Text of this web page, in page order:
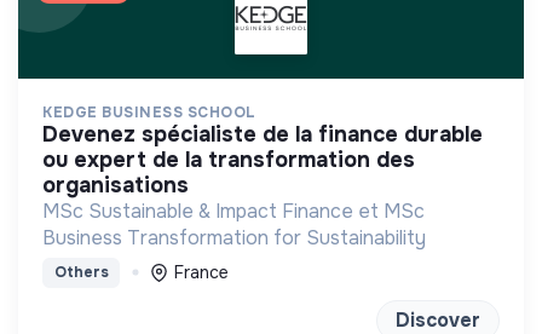
KEDGE BUSINESS SCHOOL
devenez spécialiste de la finance durable
ou expert de la transformation des
organisations
MSc Sustainable & Impact Finance et MSc
Business Transformation for Sustainability
Others France
Discover